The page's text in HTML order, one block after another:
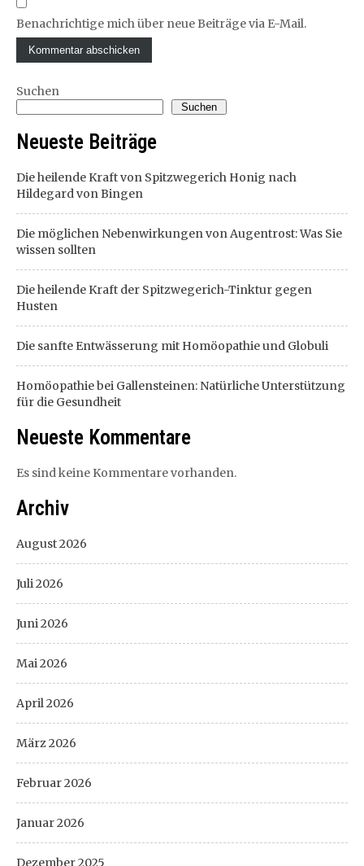
Benachrichtige mich über neue Beiträge via E-Mail.
Suchen
Suchen
Neueste Beiträge
Die heilende Kraft von Spitzwegerich Honig nach
Hildegard von Bingen
Die möglichen Nebenwirkungen von Augentrost: Was Sie
wissen sollten
Die heilende Kraft der Spitzwegerich-Tinktur gegen
Husten
Die sanfte Entwässerung mit Homöopathie und Globuli
Homöopathie bei Gallensteinen: Natürliche Unterstützung
für die Gesundheit
Neueste Kommentare
Es sind keine Kommentare vorhanden.
Archiv
August 2026
Juli 2026
Juni 2026
Mai 2026
April 2026
März 2026
Februar 2026
Januar 2026
Dezember 2025